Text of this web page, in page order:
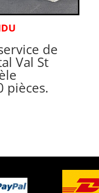
de
Val St
pièces.